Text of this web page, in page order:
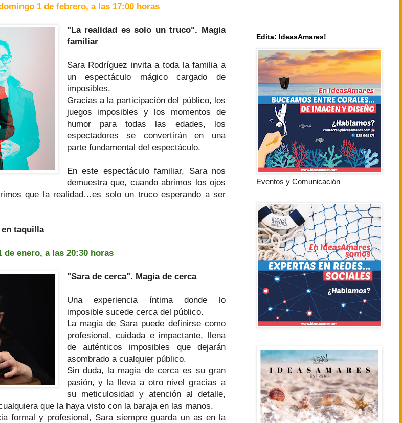
1 de febrero, a las 17:00 horas
"La realidad es solo un truco". Magia
familiar
Sara Rodríguez invita a toda la familia a
un espectáculo mágico cargado de
imposibles.
Gracias a la participación del público, los
juegos imposibles y los momentos de
humor para todas las edades, los
espectadores se convertirán en una
parte fundamental del espectáculo.
En este espectáculo familiar, Sara nos
demuestra que, cuando abrimos los ojos
que la realidad…es solo un truco esperando a ser
en taquilla
de enero, a las 20:30 horas
"Sara de cerca". Magia de cerca
Una experiencia íntima donde lo
imposible sucede cerca del público.
La magia de Sara puede definirse como
profesional, cuidada e impactante, llena
de auténticos imposibles que dejarán
asombrado a cualquier público.
Sin duda, la magia de cerca es su gran
pasión, y la lleva a otro nivel gracias a
su meticulosidad y atención al detalle,
que la haya visto con la baraja en las manos.
formal y profesional, Sara siempre guarda un as en la
Edita: IdeasAmares!
Eventos y Comunicación